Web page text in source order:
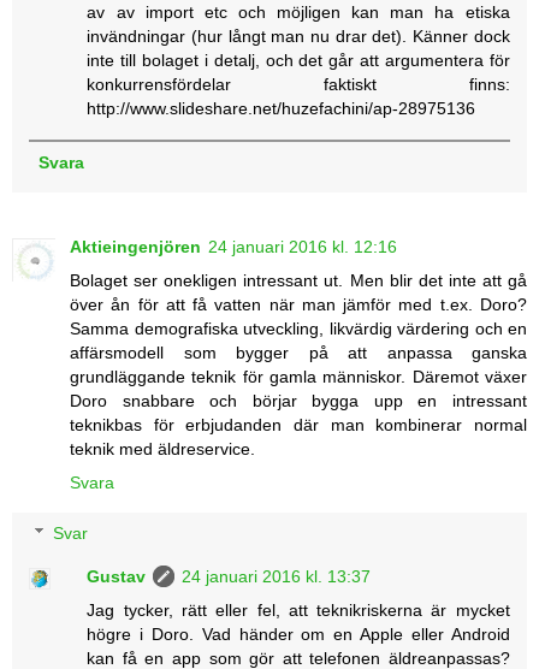
av av import etc och möjligen kan man ha etiska
invändningar (hur långt man nu drar det). Känner dock
inte till bolaget i detalj, och det går att argumentera för
konkurrensfördelar faktiskt finns:
http://www.slideshare.net/huzefachini/ap-28975136
Svara
Aktieingenjören 24 januari 2016 kl. 12:16
Bolaget ser onekligen intressant ut. Men blir det inte att gå
över ån för att få vatten när man jämför med t.ex. Doro?
Samma demografiska utveckling, likvärdig värdering och en
affärsmodell som bygger på att anpassa ganska
grundläggande teknik för gamla människor. Däremot växer
Doro snabbare och börjar bygga upp en intressant
teknikbas för erbjudanden där man kombinerar normal
teknik med äldreservice.
Svara
Svar
Gustav
24 januari 2016 kl. 13:37
Jag tycker, rätt eller fel, att teknikriskerna är mycket
högre i Doro. Vad händer om en Apple eller Android
kan få en app som gör att telefonen äldreanpassas?